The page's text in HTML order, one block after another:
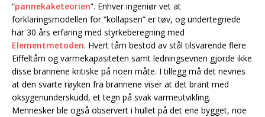
“pannekaketeorien”. Enhver ingeniør vet at
forklaringsmodellen for “kollapsen” er tøv, og undertegnede
har 30 års erfaring med styrkeberegning med
Elementmetoden. Hvert tårn bestod av stål tilsvarende flere
Eiffeltårn og varmekapasiteten samt ledningsevnen gjorde ikke
disse brannene kritiske på noen måte. I tillegg må det nevnes
at den svarte røyken fra brannene viser at det brant med
oksygenunderskudd, et tegn på svak varmeutvikling.
Mennesker ble også observert i hullet på det ene bygget, noe